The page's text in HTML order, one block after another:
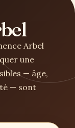
Arbel
une
— âge,
— sont